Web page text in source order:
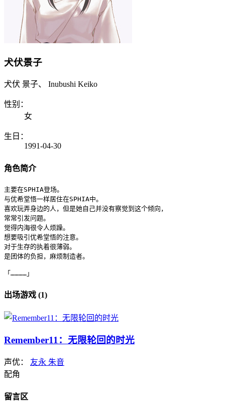
犬伏景子
犬伏 景子、 Inubushi Keiko
性别：
女
生日：
1991-04-30
角色简介
主要在SPHIA登场。
与优希堂悟一样居住在SPHIA中。
喜欢玩弄身边的人，但是她自己并没有察觉到这个倾向，
常常引发问题。
觉得内海很令人烦躁。
想要吸引优希堂悟的注意。
对于生存的执着很薄弱。
是团体的负担，麻烦制造者。
「…………」
出场游戏 (1)
Remember11：无限轮回的时光
声优： 友永 朱音
配角
留言区